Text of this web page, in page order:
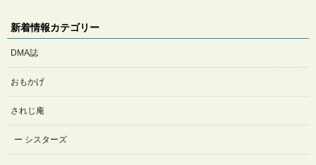
新着情報カテゴリー
DMA誌
おもかげ
されじ庵
シスターズ